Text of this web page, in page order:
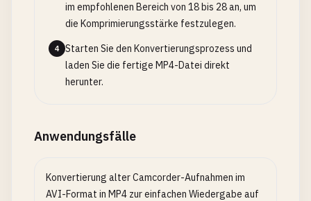
im empfohlenen Bereich von 18 bis 28 an, um
die Komprimierungsstärke festzulegen.
4
Starten Sie den Konvertierungsprozess und
laden Sie die fertige MP4-Datei direkt
herunter.
Anwendungsfälle
Konvertierung alter Camcorder-Aufnahmen im
AVI-Format in MP4 zur einfachen Wiedergabe auf